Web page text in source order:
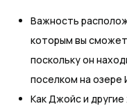
Важность
которым вы
поскольку он
поселком на озере
Как Джойс и